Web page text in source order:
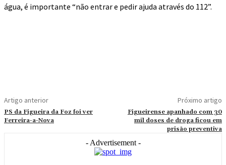
água, é importante “não entrar e pedir ajuda através do 112”.
Artigo anterior
PS da Figueira da Foz foi ver
Ferreira-a-Nova
Próximo artigo
Figueirense apanhado com 30
mil doses de droga ficou em
prisão preventiva
- Advertisement -